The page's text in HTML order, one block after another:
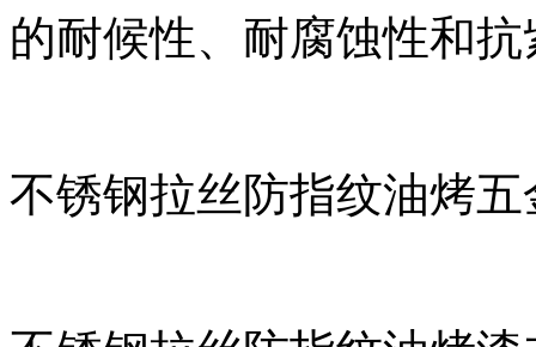
的耐候性、耐腐蚀性和
不锈钢拉丝防指纹油烤